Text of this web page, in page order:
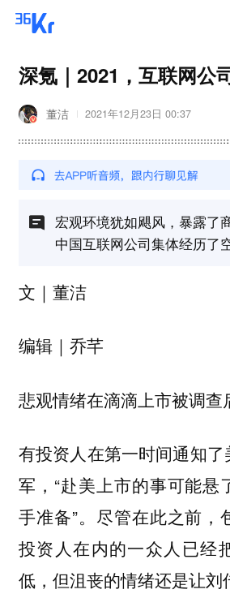
深氪｜2021，互联网公
董洁 2021年12月23日 00:37
宏观环境犹如飓风，暴露了
中国互联网公司集体经历了
文｜董洁
编辑｜乔芊
悲观情绪在滴滴上市被调查
有投资人在第一时间通知
军，“赴美上市的事可能悬
手准备”。尽管在此之前，
投资人在内的一众人已经
低，但沮丧的情绪还是让刘